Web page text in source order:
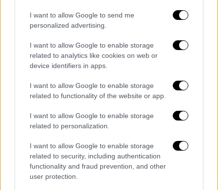
I want to allow Google to send me
personalized advertising.
I want to allow Google to enable storage
related to analytics like cookies on web or
device identifiers in apps.
I want to allow Google to enable storage
related to functionality of the website or app.
I want to allow Google to enable storage
related to personalization.
I want to allow Google to enable storage
related to security, including authentication
functionality and fraud prevention, and other
user protection.
ηρεμήσω και να τον έχω σε καταστολή μέχρι
να έρθει η αστυνομία».
Λίγο αργότερα, η αστυνομία έφτασε
στο
σημείο και συνέλαβε τον δράστη.
Ο Μανώλης Σαρικάκηςμιλώντας στο Creta24
συνεχάρη τους αστυνομικούς που βρέθηκαν
επαγγελματισμό τους ενώ ανέφερε ότι στην
υπάρχουν καλύτερα μέτρα ασφάλειας.
«Θα έπρεπε να υπάρχει καλύτερο μέτρο
ασφάλειας, για να νιώθουν καλύτερα οι